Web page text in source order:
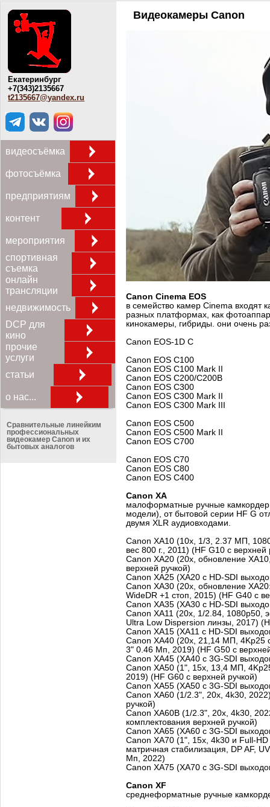
Екатеринбург
+7(343)2135667
t2135667@yandex.ru
видеосъёмка
фотосъёмка
предприятиям
контент
мероприятия
спортивная
съемка
онлайн
трансляции
недвижимость
DCP для
кино
прочие
услуги
статьи
о нас...
Сравнительные линейким
профессиональных
видеокамер Canon и их
бытовых аналогов
Видеокамеры Canon
Canon Cinema EOS
в семейство камер Cinema входят
разных платформах, как
кинокамеры, гибриды. они очень
Canon EOS-1D C
Canon EOS C100
Canon EOS C100 Mark II
Canon EOS C200/C200B
Canon EOS C300
Canon EOS C300 Mark II
Canon EOS C300 Mark III
Canon EOS C500
Canon EOS C500 Mark II
Canon EOS C700
Canon EOS C70
Canon EOS C80
Canon EOS C400
Canon XA
малоформатные ручные
модели), от бытовой серии HF G
двумя XLR аудиовходами.
Canon XA10 (10x, 1/3, 2.37 МП,
вес 800 г., 2011) (HF G10 с верхней
Canon XA20 (20x, обновление
верхней ручкой)
Canon XA25 (XA20 с HD-SDI
Canon XA30 (20x, обновление
WideDR +1 стоп, 2015) (HF G40 с
Canon XA35 (XA30 с HD-SDI
Canon XA11 (20х, 1/2.84, 1080p50,
Ultra Low Dispersion линзы, 2017)
Canon XA15 (XA11 с HD-SDI
Canon XA40 (20x, 21,14 МП, 4Kp25
3" 0.46 Мп, 2019) (HF G50 с
Canon XA45 (XA40 с 3G-SDI
Canon XA50 (1", 15x, 13,4 МП,
2019) (HF G60 с верхней ручкой)
Canon XA55 (XA50 с 3G-SDI
Canon XA60 (1/2.3", 20x, 4k30,
ручкой)
Canon XA60B (1/2.3", 20x, 4k30,
комплектования верхней ручкой)
Canon XA65 (XA60 с 3G-SDI
Canon XA70 (1", 15x, 4k30 и Full-
матричная стабилизация, DP AF,
Мп, 2022)
Canon XA75 (XA70 с 3G-SDI
Canon XF
среднеформатные ручные